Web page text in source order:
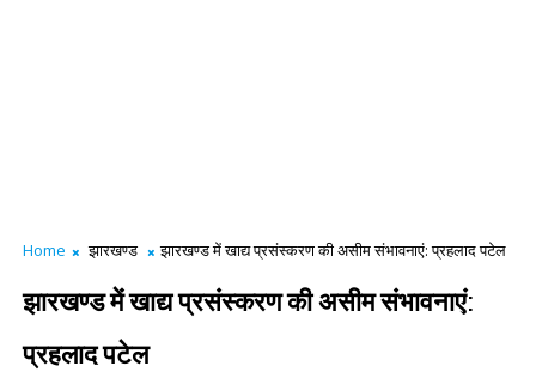
Home झारखण्ड झारखण्ड में खाद्य प्रसंस्करण की असीम संभावनाएं: प्रहलाद पटेल
झारखण्ड में खाद्य प्रसंस्करण की असीम संभावनाएं:
प्रहलाद पटेल